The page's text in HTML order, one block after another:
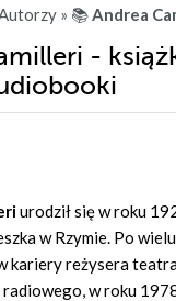
» 📚Andrea
-
urodził się w roku
w Rzymie. Po
kariery reżysera
w roku